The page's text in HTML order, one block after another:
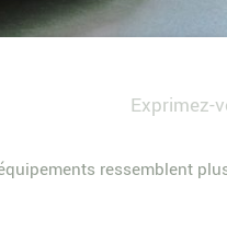
Exprimez-
ressemblent